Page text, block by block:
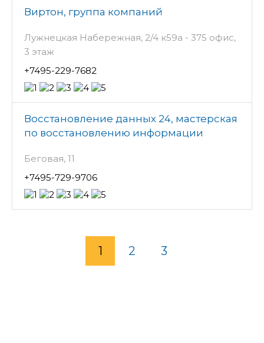
Виртон, группа компаний
Лужнецкая Набережная, 2/4 к59а - 375 офис,
3 этаж
+7495-229-7682
Восстановление данных 24, мастерская
по восстановлению информации
Беговая, 11
+7495-729-9706
1 2 3